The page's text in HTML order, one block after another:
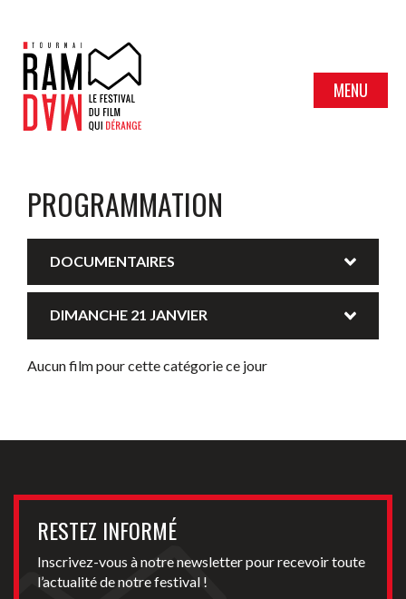
MENU
PROGRAMMATION
DOCUMENTAIRES
DIMANCHE 21 JANVIER
Aucun film pour cette catégorie ce jour
RESTEZ INFORMÉ
Inscrivez-vous à notre newsletter pour recevoir toute
l’actualité de notre festival !